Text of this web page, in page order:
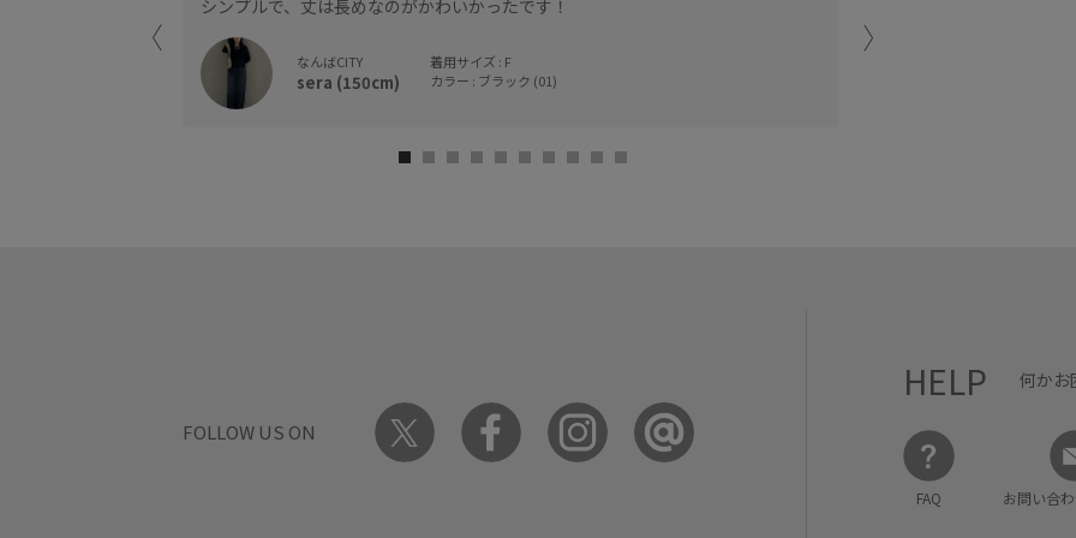
シンプルで、丈は長めなのがかわいかったです！
なんばCITY
sera (150cm)
着用サイズ : F
カラー : ブラック (01)
縦のラインが出てすっきり
FOLLOW US ON
HELP 何かお
FAQ お問い合